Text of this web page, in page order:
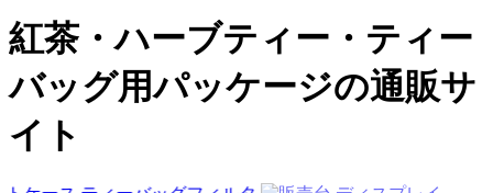
紅茶・ハーブティー・ティー
バッグ用パッケージの通販サ
イト